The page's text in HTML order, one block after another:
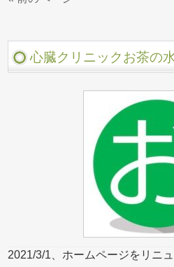
心臓クリニックお茶の
2021/3/1、ホームページをリニ